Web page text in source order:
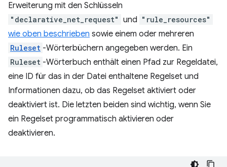
Erweiterung mit den Schlüsseln
"declarative_net_request" und "rule_resources"
wie oben beschrieben sowie einem oder mehreren
Ruleset -Wörterbüchern angegeben werden. Ein
Ruleset -Wörterbuch enthält einen Pfad zur Regeldatei,
eine ID für das in der Datei enthaltene Regelset und
Informationen dazu, ob das Regelset aktiviert oder
deaktiviert ist. Die letzten beiden sind wichtig, wenn Sie
ein Regelset programmatisch aktivieren oder
deaktivieren.